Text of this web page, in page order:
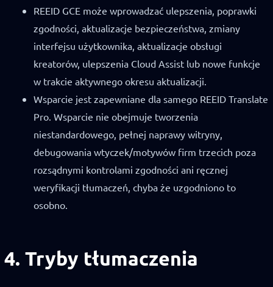
REEID GCE może wprowadzać ulepszenia, poprawki
zgodności, aktualizacje bezpieczeństwa, zmiany
interfejsu użytkownika, aktualizacje obsługi
kreatorów, ulepszenia Cloud Assist lub nowe funkcje
w trakcie aktywnego okresu aktualizacji.
Wsparcie jest zapewniane dla samego REEID Translate
Pro. Wsparcie nie obejmuje tworzenia
niestandardowego, pełnej naprawy witryny,
debugowania wtyczek/motywów firm trzecich poza
rozsądnymi kontrolami zgodności ani ręcznej
weryfikacji tłumaczeń, chyba że uzgodniono to
osobno.
4. Tryby tłumaczenia